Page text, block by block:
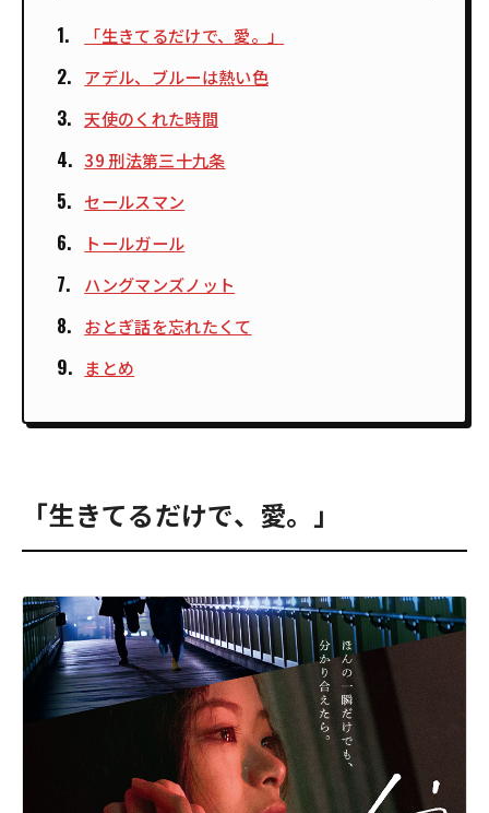
「生きてるだけで、愛。」
アデル、ブルーは熱い色
天使のくれた時間
39 刑法第三十九条
セールスマン
トールガール
ハングマンズノット
おとぎ話を忘れたくて
まとめ
「生きてるだけで、愛。」